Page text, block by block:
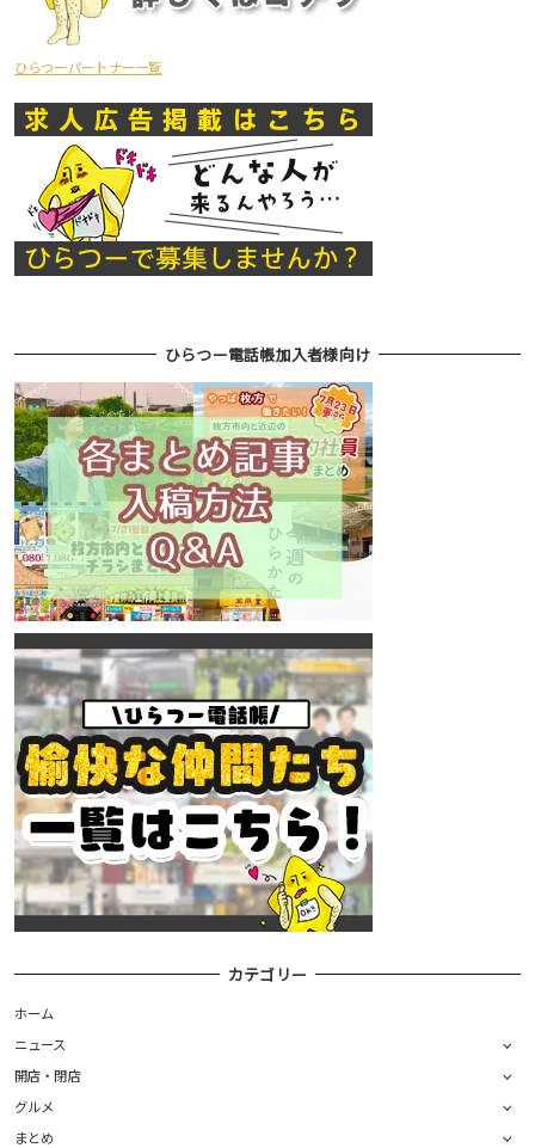
ひらつーパートナー一覧
ひらつー電話帳加入者様向け
カテゴリー
ホーム
ニュース
開店・閉店
グルメ
まとめ